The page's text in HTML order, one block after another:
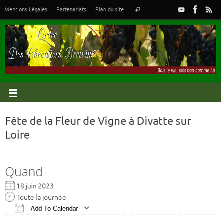
Mentions Légales Partenariats Plan du site
Fête de la Fleur de Vigne à Divatte sur
Loire
Quand
18 juin 2023
Toute la journée
Add To Calendar